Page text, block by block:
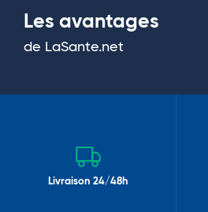
Les avantages
de LaSante.net
Livraison 24/48h